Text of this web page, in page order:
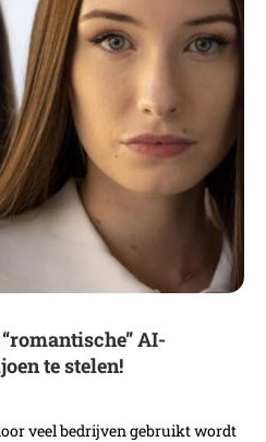
AI-
te stelen!
veel bedrijven gebruikt wordt